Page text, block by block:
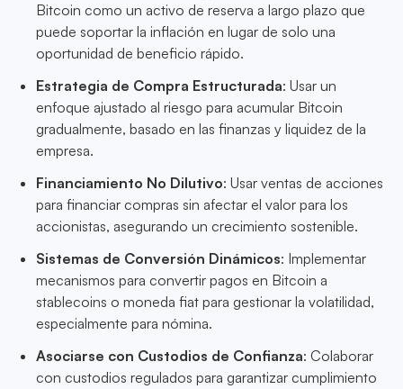
Bitcoin como un activo de reserva a largo plazo que
puede soportar la inflación en lugar de solo una
oportunidad de beneficio rápido.
Estrategia de Compra Estructurada: Usar un
enfoque ajustado al riesgo para acumular Bitcoin
gradualmente, basado en las finanzas y liquidez de la
empresa.
Financiamiento No Dilutivo: Usar ventas de acciones
para financiar compras sin afectar el valor para los
accionistas, asegurando un crecimiento sostenible.
Sistemas de Conversión Dinámicos: Implementar
mecanismos para convertir pagos en Bitcoin a
stablecoins o moneda fiat para gestionar la volatilidad,
especialmente para nómina.
Asociarse con Custodios de Confianza: Colaborar
con custodios regulados para garantizar cumplimiento